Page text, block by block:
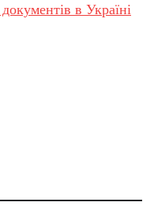
в Україні